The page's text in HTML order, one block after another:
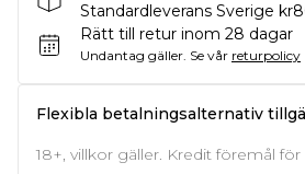
Standardleverans Sverige
Rätt till retur inom 28 dagar
Undantag gäller. Se vår returpolicy
Flexibla betalningsalternativ
18+, villkor gäller. Kredit föremål för